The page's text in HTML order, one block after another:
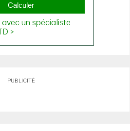
PUBLICITÉ